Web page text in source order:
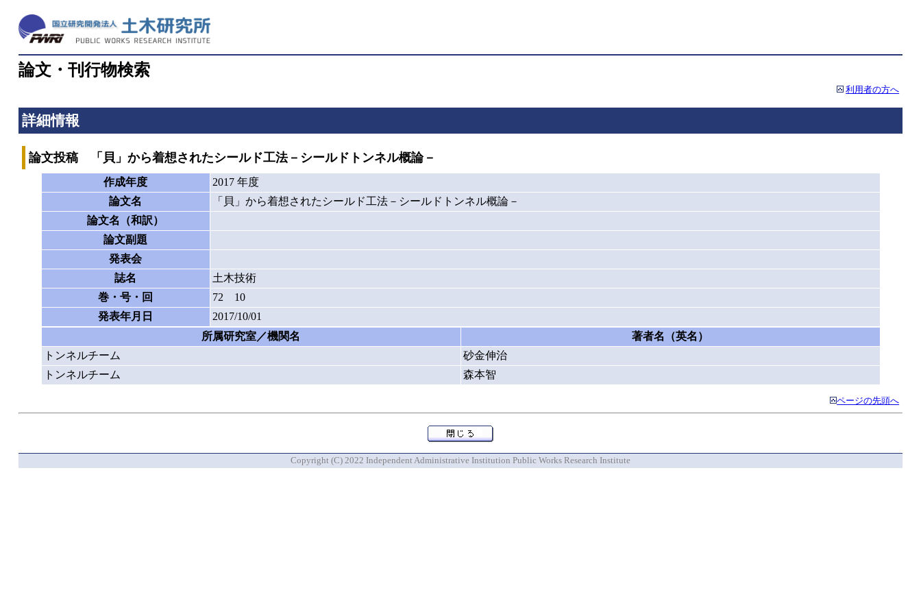
論文・刊行物検索
利用者の方へ
詳細情報
論文投稿 「貝」から着想されたシールド工法－シールドトンネル概論－
作成年度
2017 年度
論文名
「貝」から着想されたシールド工法－シールドトンネル概論－
論文名（和訳）
論文副題
発表会
誌名
土木技術
巻・号・回
72 10
発表年月日
2017/10/01
所属研究室／機関名
著者名（英名）
トンネルチーム
砂金伸治
トンネルチーム
森本智
ページの先頭へ
Copyright (C) 2022 Independent Administrative Institution Public Works Research Institute